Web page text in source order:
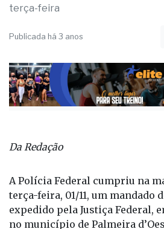
terça-feira
Publicada há 3 anos
Da Redação
A Polícia Federal cumpriu na
terça-feira, 01/11, um mandado
expedido pela Justiça Federal,
no município de Palmeira